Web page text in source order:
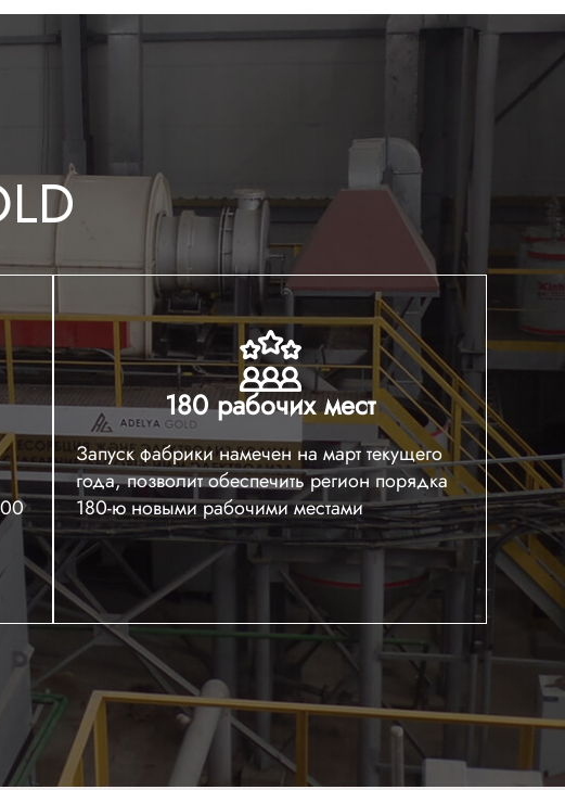
180 рабочих мест
Запуск фабрики намечен на март текущего
года, позволит обеспечить регион порядка
180-ю новыми рабочими местами